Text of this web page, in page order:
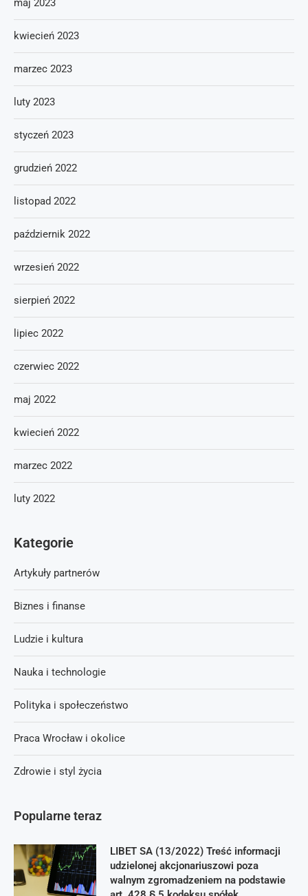
Popularne teraz
LIBET SA (13/2022) Treść informacji
udzielonej akcjonariuszowi poza
walnym zgromadzeniem na podstawie
maj 2023
kwiecień 2023
marzec 2023
luty 2023
styczeń 2023
grudzień 2022
listopad 2022
październik 2022
wrzesień 2022
sierpień 2022
lipiec 2022
czerwiec 2022
maj 2022
kwiecień 2022
marzec 2022
luty 2022
Kategorie
Artykuły partnerów
Biznes i finanse
Ludzie i kultura
Nauka i technologie
Polityka i społeczeństwo
Praca Wrocław i okolice
Zdrowie i styl życia